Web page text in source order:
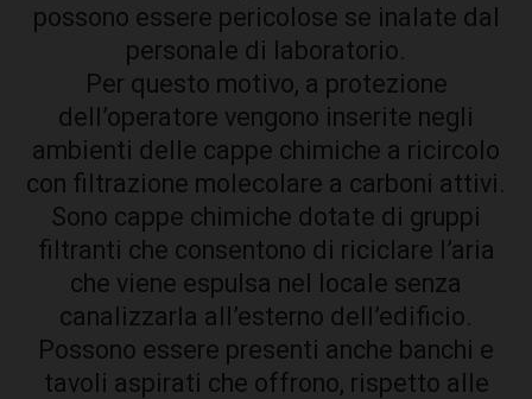
possono essere pericolose se inalate dal
personale di laboratorio.
Per questo motivo, a protezione
dell’operatore vengono inserite negli
ambienti delle cappe chimiche a ricircolo
con filtrazione molecolare a carboni attivi.
Sono cappe chimiche dotate di gruppi
filtranti che consentono di riciclare l’aria
che viene espulsa nel locale senza
canalizzarla all’esterno dell’edificio.
Possono essere presenti anche banchi e
tavoli aspirati che offrono, rispetto alle